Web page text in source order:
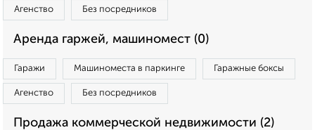
Агенство Без посредников
Аренда гаржей, машиномест (0)
Гаражи Машиноместа в паркинге Гаражные боксы
Агенство Без посредников
Продажа коммерческой недвижимости (2)